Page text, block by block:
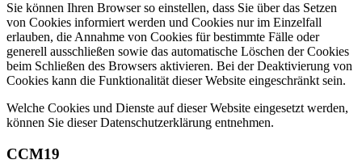
Sie können Ihren Browser so einstellen, dass Sie über das Setzen
von Cookies informiert werden und Cookies nur im Einzelfall
erlauben, die Annahme von Cookies für bestimmte Fälle oder
generell ausschließen sowie das automatische Löschen der Cookies
beim Schließen des Browsers aktivieren. Bei der Deaktivierung von
Cookies kann die Funktionalität dieser Website eingeschränkt sein.
Welche Cookies und Dienste auf dieser Website eingesetzt werden,
können Sie dieser Datenschutzerklärung entnehmen.
CCM19